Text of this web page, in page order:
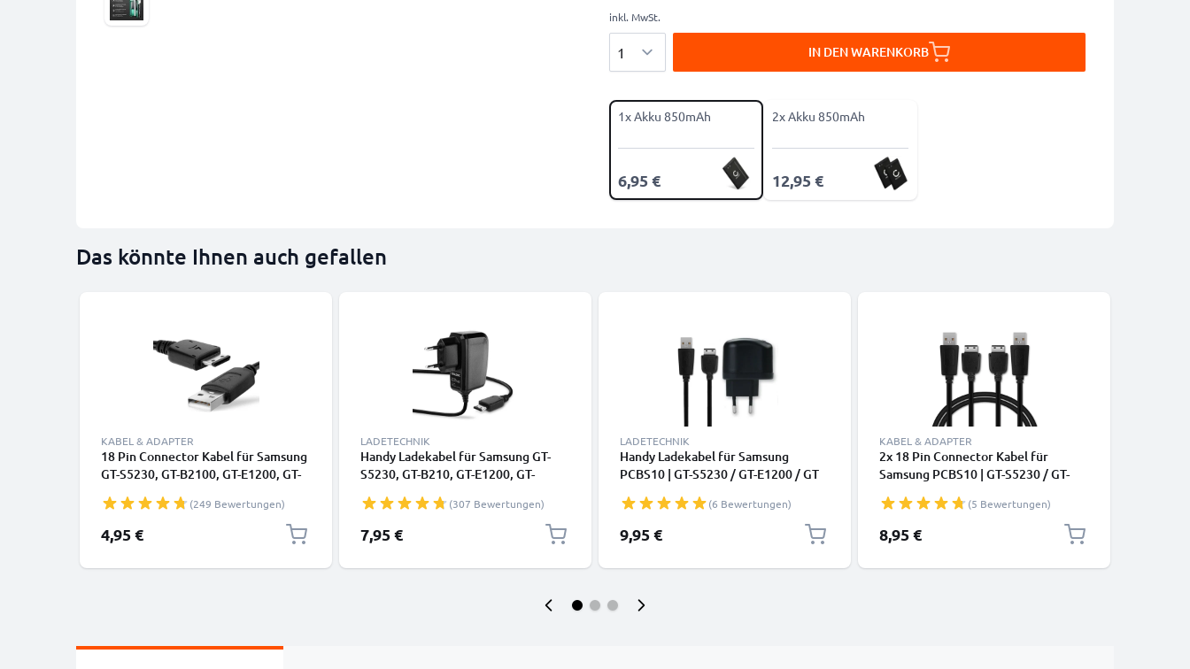
inkl. MwSt.
IN DEN WARENKORB
1x Akku 850mAh
6,95 €
2x Akku 850mAh
12,95 €
Das könnte Ihnen auch gefallen
KABEL & ADAPTER
18 Pin Connector Kabel für Samsung
GT-S5230, GT-B2100, GT-E1200, GT-
Ladekabel - 1m PVC schwarz -
Datenkabel für Smartphone
(249 Bewertungen)
4,95 €
LADETECHNIK
Handy Ladekabel für Samsung GT-
S5230, GT-B210, GT-E1200, GT-
F480, SGH-P250 Smartphone - 1A /
1000mA Connector Ladegerät 1.1m,
Handyladekabel
(307 Bewertungen)
7,95 €
LADETECHNIK
Handy Ladekabel für Samsung
PCBS10 | GT-S5230 / GT-E1200 / GT
F480 Smartphone - 1A / 1000mA 18
Pin Connector Ladegerät 1m,
Handyladekabel
(6 Bewertungen)
9,95 €
KABEL & ADAPTER
2x 18 Pin Connector Kabel für
Samsung PCBS10 | GT-S5230 / GT-
E1050 / SGH-F480 Handy Ladekabel -
1m schwarz - Datenkabel für
Smartphone
(5 Bewertungen)
8,95 €